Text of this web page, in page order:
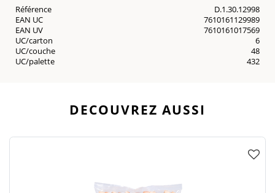
Référence
D.1.30.12998
EAN UC
7610161129989
EAN UV
7610161017569
UC/carton
6
UC/couche
48
UC/palette
432
DECOUVREZ AUSSI